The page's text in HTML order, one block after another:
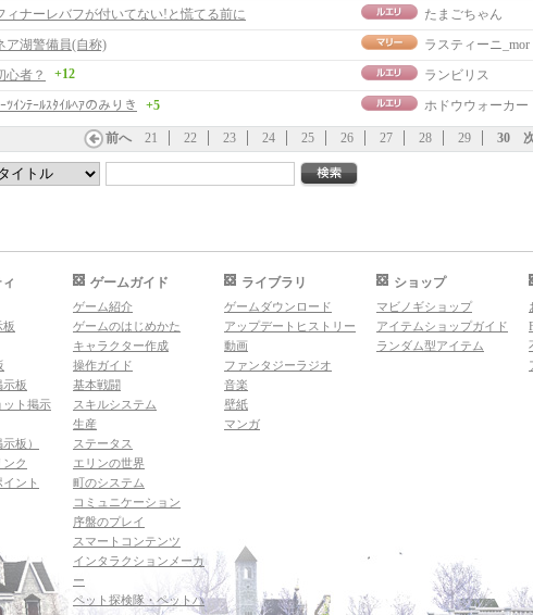
ィナーレバフが付いてない!と慌てる前に
たまごちゃん
ア湖警備員(自称)
ラスティーニ_mor
心者？
+12 ランビリス
ﾂｲﾝﾃｰﾙｽﾀｲﾙﾍｱのみりき
+5 ホドウウォーカー
前へ 21 22 23 24 25 26 27 28 29 30
板
示板
ット掲示
板）
ク
ント
ゲームガイド
ゲーム紹介
ゲームのはじめかた
キャラクター作成
操作ガイド
基本戦闘
スキルシステム
生産
ステータス
エリンの世界
町のシステム
コミュニケーション
序盤のプレイ
スマートコンテンツ
インタラクションメーカ
ー
ペット探検隊・ペットハ
ライブラリ
ゲームダウンロード
アップデートヒストリー
動画
ファンタジーラジオ
音楽
壁紙
マンガ
ショップ
マビノギショップ
アイテムショップガイド
ランダム型アイテム